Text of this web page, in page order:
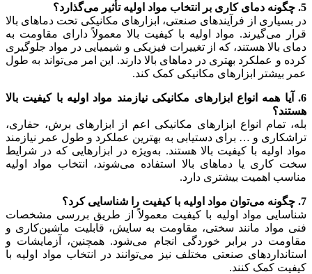
5. چگونه دمای کاری بر انتخاب مواد اولیه تأثیر می‌گذارد؟
در بسیاری از فرآیندهای صنعتی، ابزارهای مکانیکی تحت دماهای بالا
قرار می‌گیرند. مواد اولیه با کیفیت بالا معمولاً دارای مقاومت به
دمای بالا هستند، که از تغییرات فیزیکی و شیمیایی در مواد جلوگیری
کرده و عملکرد بهتری در دماهای بالا دارند. این امر می‌تواند به طول
عمر بیشتر ابزارهای مکانیکی کمک کند.
6. آیا همه انواع ابزارهای مکانیکی نیازمند مواد اولیه با کیفیت بالا
هستند؟
بله، تمام انواع ابزارهای مکانیکی اعم از ابزارهای برش، حفاری،
تراشکاری و … برای دستیابی به بهترین عملکرد و طول عمر نیازمند
مواد اولیه با کیفیت بالا هستند. به‌ویژه در ابزارهایی که در شرایط
سخت کاری یا دماهای بالا استفاده می‌شوند، انتخاب مواد اولیه
مناسب اهمیت بیشتری دارد.
7. چگونه می‌توان مواد اولیه با کیفیت را شناسایی کرد؟
شناسایی مواد اولیه با کیفیت معمولاً از طریق بررسی مشخصات
فنی مواد مانند سختی، مقاومت به سایش، قابلیت ماشین‌کاری و
مقاومت در برابر خوردگی انجام می‌شود. همچنین، آزمایشات و
استانداردهای صنعتی مختلف نیز می‌توانند در انتخاب مواد اولیه با
کیفیت کمک کنند.